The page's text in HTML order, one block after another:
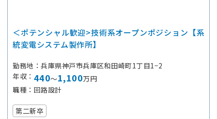
＜ポテンシャル歓迎>技術系オープンポジション【系
統変電システム製作所】
勤務地
兵庫県神戸市兵庫区和田崎町1丁目1−2
年収
440～1,100万円
職種
回路設計
第二新卒